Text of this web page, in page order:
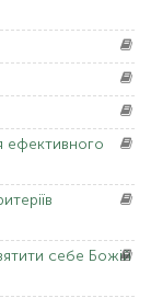
ефективного
себе Божій